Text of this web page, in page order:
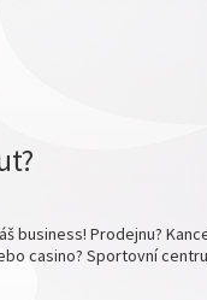
business! Prodejnu?
casino? Sportovní